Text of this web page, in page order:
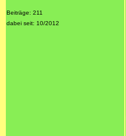
Beiträge: 211
dabei seit: 10/2012